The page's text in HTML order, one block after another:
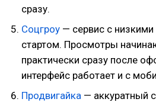
сразу.
Соцгроу — сервис с
стартом. Просмотры
практически сразу после
интерфейс работает и с
Продвигайка — аккуратный